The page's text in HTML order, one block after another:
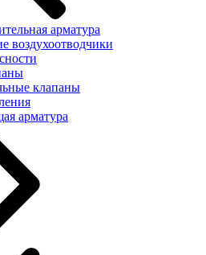
арматура
воздухоотводчики
клапаны
арматура